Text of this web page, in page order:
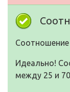
Соотношение
Идеально!
между 25 и